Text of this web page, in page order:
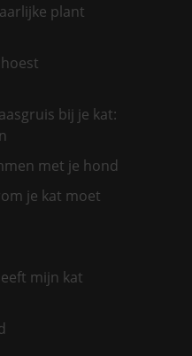
plant
bij je kat:
met je hond
je kat moet
mijn kat